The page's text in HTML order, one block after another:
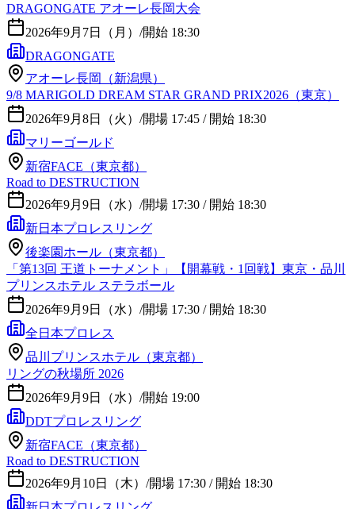
DRAGONGATE アオーレ長岡大会
2026年9月7日（月） /開始 18:30
DRAGONGATE
アオーレ長岡（新潟県）
9/8 MARIGOLD DREAM STAR GRAND PRIX2026（東京）
2026年9月8日（火） /開場 17:45 / 開始 18:30
マリーゴールド
新宿FACE（東京都）
Road to DESTRUCTION
2026年9月9日（水） /開場 17:30 / 開始 18:30
新日本プロレスリング
後楽園ホール（東京都）
「第13回 王道トーナメント」【開幕戦・1回戦】東京・品川
プリンスホテル ステラボール
2026年9月9日（水） /開場 17:30 / 開始 18:30
全日本プロレス
品川プリンスホテル（東京都）
リングの秋場所 2026
2026年9月9日（水） /開始 19:00
DDTプロレスリング
新宿FACE（東京都）
Road to DESTRUCTION
2026年9月10日（木） /開場 17:30 / 開始 18:30